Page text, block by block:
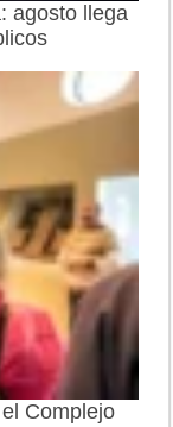
agosto llega
Complejo